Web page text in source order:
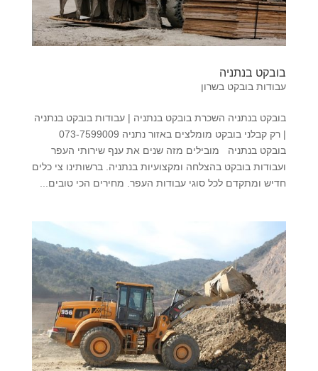
בובקט בנתניה
עבודות בובקט בשרון
בובקט בנתניה השכרת בובקט בנתניה | עבודות בובקט בנתניה
| רק קבלני בובקט מומלצים באזור נתניה 073-7599009
בובקט בנתניה מובילים מזה שנים את ענף שירותי העפר
ועבודות בובקט בהצלחה ומקצועיות בנתניה. ברשותינו צי כלים
חדיש ומתקדם לכל סוגי עבודות העפר. מחירים הכי טובים...